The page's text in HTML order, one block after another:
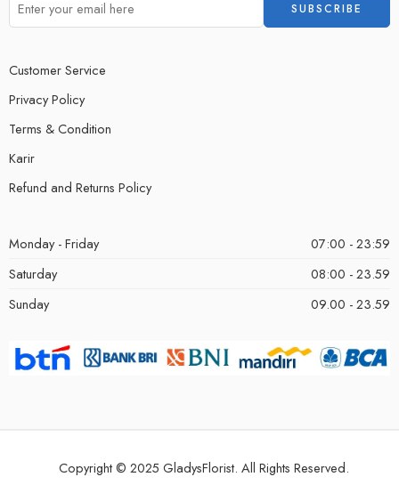
Customer Service
Privacy Policy
Terms & Condition
Karir
Refund and Returns Policy
Monday - Friday
07:00 - 23:59
Saturday
08:00 - 23.59
Sunday
09.00 - 23.59
Copyright © 2025 GladysFlorist. All Rights Reserved.